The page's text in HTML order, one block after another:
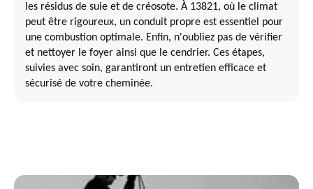
les résidus de suie et de créosote. À 13821, où le climat
peut être rigoureux, un conduit propre est essentiel pour
une combustion optimale. Enfin, n'oubliez pas de vérifier
et nettoyer le foyer ainsi que le cendrier. Ces étapes,
suivies avec soin, garantiront un entretien efficace et
sécurisé de votre cheminée.